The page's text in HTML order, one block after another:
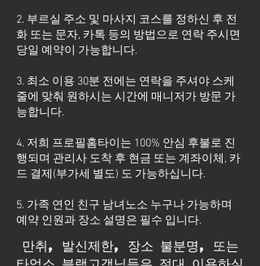
2. 부르실 주소 및 마사지 코스를 정하신 후 전
화 또는 문자, 카톡 등의 방법으로 연락 주시면
당일 예약이 가능합니다.
3. 최소 이용 30분 전에는 연락을 주셔야 스케
줄에 맞춰 원하시는 시간에 매니저가 방문 가
능합니다.
4. 저희 프로필홈타이는 100% 안심 후불로 진
행되며 관리사 도착 후 현금 또는 계좌이체, 카
드 결제(부가세 별도) 도 가능하십니다.
5. 가족 연인 친구 남녀노소 누구나 가능하며
예약 인원과 장소 설명은 필수 입니다.
만취, 발신제한, 장소 불분명, 또는